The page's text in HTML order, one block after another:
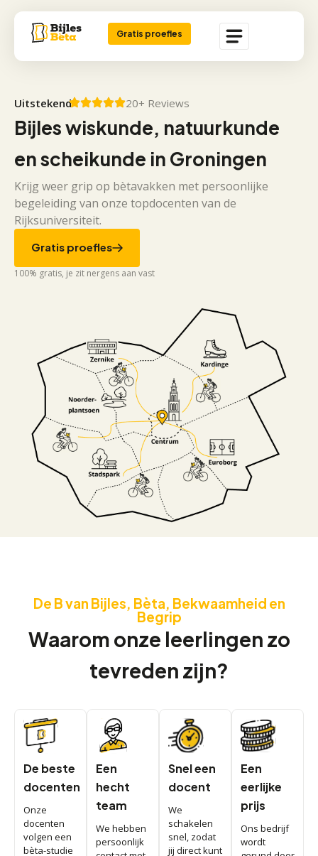
Gratis proefles
Uitstekend 20+ Reviews
Bijles wiskunde, natuurkunde
en scheikunde in Groningen
Krijg weer grip op bètavakken met persoonlijke
begeleiding van onze topdocenten van de
Rijksuniversiteit.
Gratis proefles
100% gratis, je zit nergens aan vast
De B van Bijles, Bèta, Bekwaamheid en
Begrip
Waarom onze leerlingen zo
tevreden zijn?
De beste
docenten
Onze
docenten
volgen een
bèta-studie
Een
hecht
team
We hebben
persoonlijk
Snel een
docent
We
schakelen
snel, zodat
jij direct kunt
Een
eerlijke
prijs
Ons bedrijf
wordt